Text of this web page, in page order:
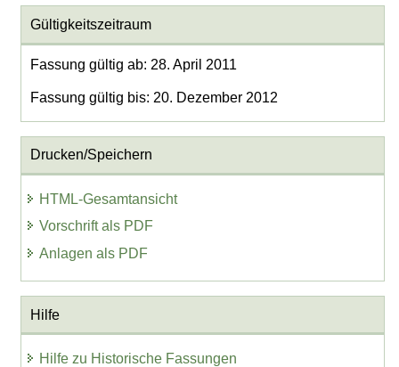
Gültigkeitszeitraum
Fassung gültig ab: 28. April 2011
Fassung gültig bis: 20. Dezember 2012
Drucken/Speichern
HTML-Gesamtansicht
Vorschrift als PDF
Anlagen als PDF
Hilfe
Hilfe zu Historische Fassungen